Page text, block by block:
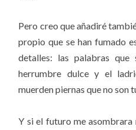
Pero creo que añadiré
propio que se han fumado
detalles: las palabras
herrumbre dulce y el
muerden piernas que no son
Y si el futuro me asombrara